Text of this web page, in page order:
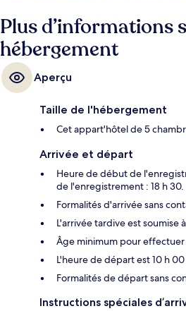
Plus d’informations
hébergement
Aperçu
Taille de l'hébergement
Cet appart'hôtel de 5
Arrivée et départ
Heure de début de
de l'enregistrement : 18 h 30.
Formalités d'arrivée sans
L'arrivée tardive est soumise
Âge minimum pour
L'heure de départ est 10 h 00
Formalités de départ sans
Instructions spéciales